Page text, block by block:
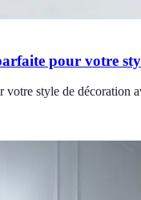
pour votre
style de décoration